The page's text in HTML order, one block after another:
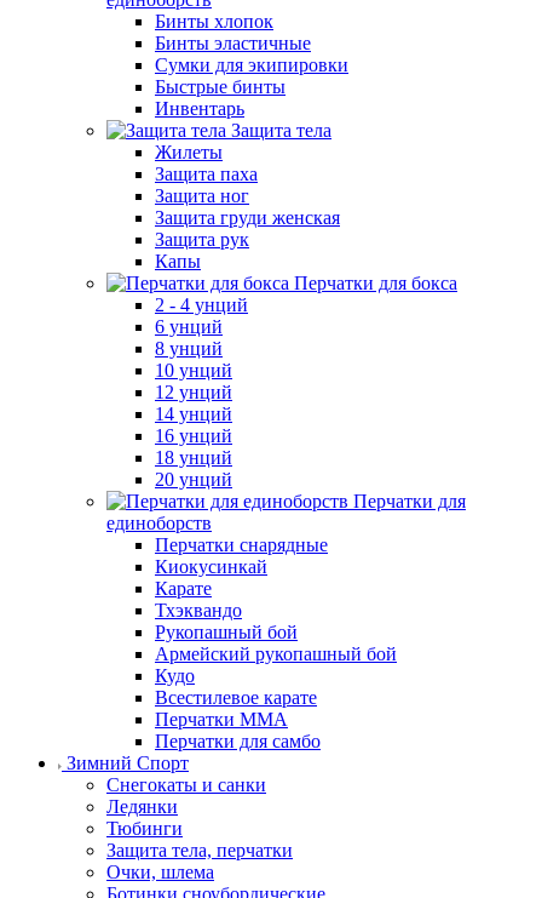
Бинты хлопок
Бинты эластичные
Сумки для экипировки
Быстрые бинты
Инвентарь
Защита тела
Жилеты
Защита паха
Защита ног
Защита груди женская
Защита рук
Капы
Перчатки для бокса
2 - 4 унций
6 унций
8 унций
10 унций
12 унций
14 унций
16 унций
18 унций
20 унций
Перчатки для
единоборств
Перчатки снарядные
Киокусинкай
Карате
Тхэквандо
Рукопашный бой
Армейский рукопашный бой
Кудо
Всестилевое карате
Перчатки MMA
Перчатки для самбо
Зимний Спорт
Снегокаты и санки
Ледянки
Тюбинги
Защита тела, перчатки
Очки, шлема
Ботинки сноубордические